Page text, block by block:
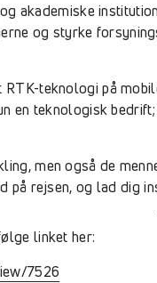
akademiske
og styrke
teknologi på
teknologisk
men også de
rejsen, og lad dig
linket her:
7526